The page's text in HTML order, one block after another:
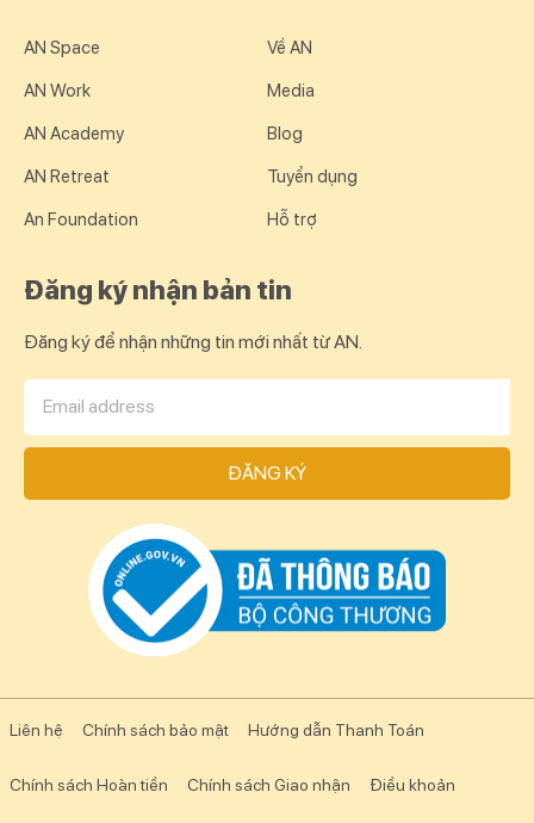
AN Space
AN Work
AN Academy
AN Retreat
An Foundation
Về AN
Media
Blog
Tuyển dụng
Hỗ trợ
Đăng ký nhận bản tin
Đăng ký để nhận những tin mới nhất từ AN.
ĐĂNG KÝ
Liên hệ Chính sách bảo mật Hướng dẫn Thanh Toán
Chính sách Hoàn tiền Chính sách Giao nhận Điều khoản